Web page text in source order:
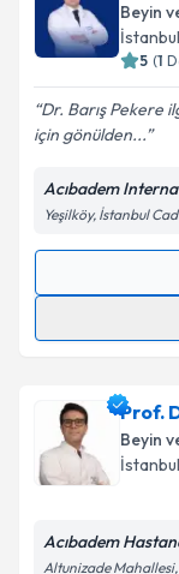
Beyin
İstanbul
5 (1
Dr. Barış Pekere
için gönülden...
Acıbadem
Yeşilköy, İstanbul
Randevu
E-posta
Prof.
Beyin
İstanbul
Acıbadem
Altunizade Mahallesi,